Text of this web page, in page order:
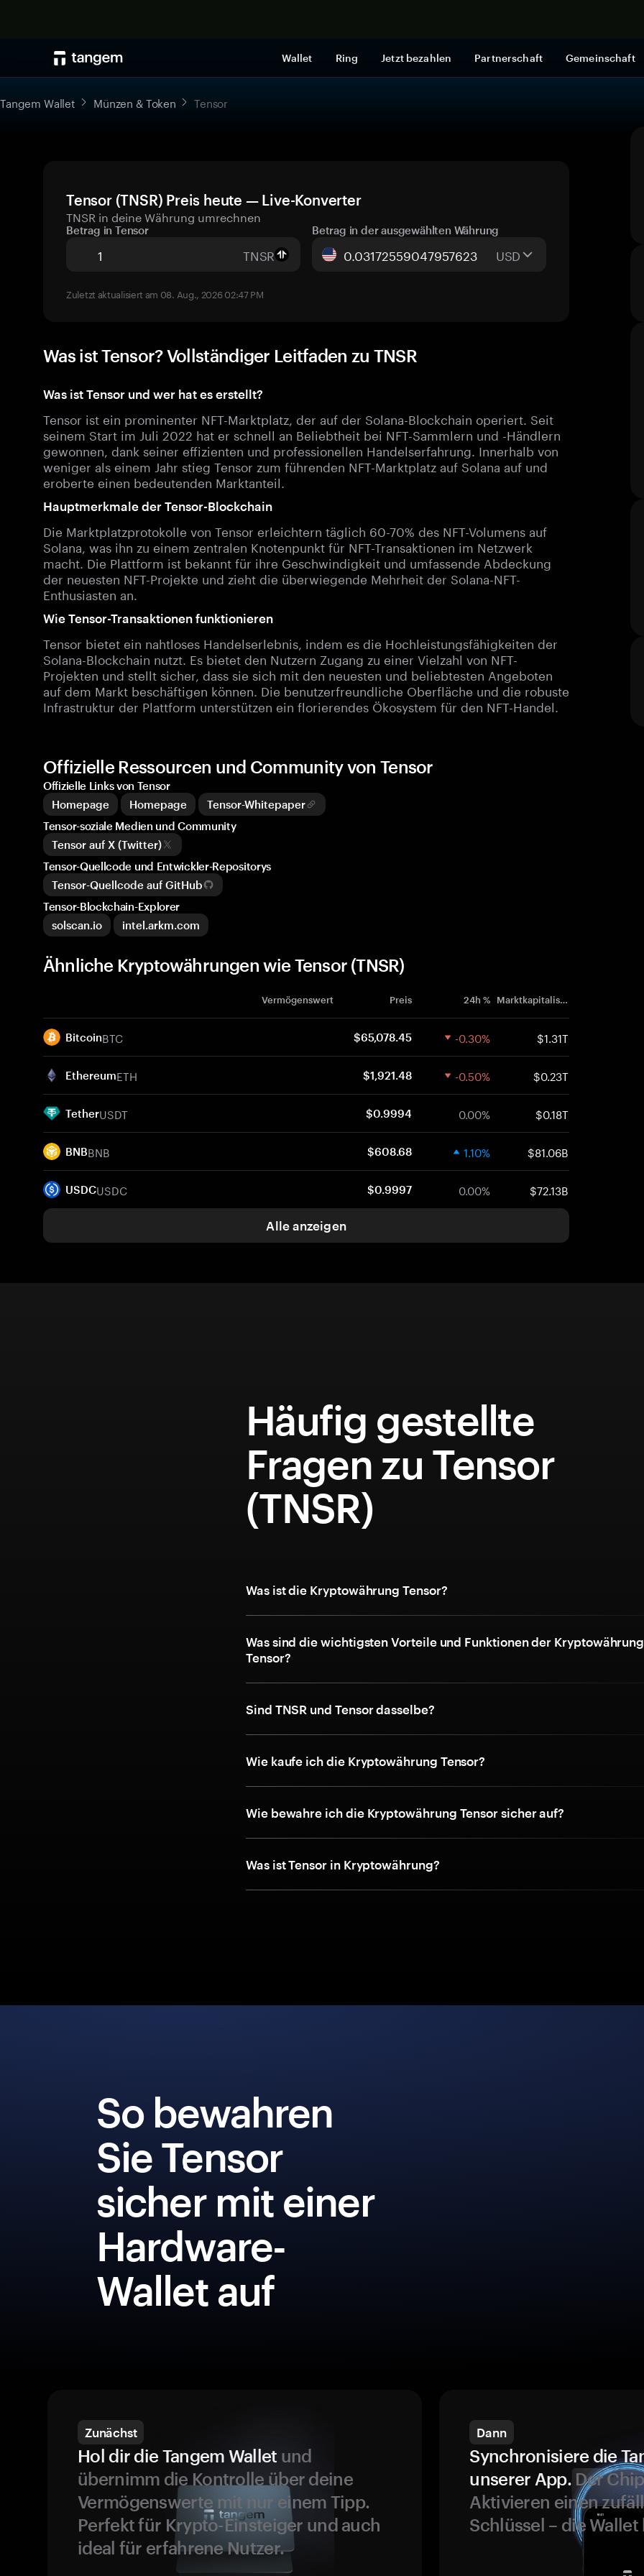
Wallet Ring Jetzt bezahlen Partnerschaft Gemeinschaft
Tangem Wallet Münzen & Token Tensor
Tensor (TNSR) Preis heute — Live-Konverter
TNSR in deine Währung umrechnen
Betrag in Tensor
TNSR
Betrag in der ausgewählten Währung
USD
Zuletzt aktualisiert am 08. Aug., 2026 02:47 PM
Was ist Tensor? Vollständiger Leitfaden zu TNSR
Was ist Tensor und wer hat es erstellt?
Tensor ist ein prominenter NFT-Marktplatz, der auf der Solana-Blockchain operiert. Seit
seinem Start im Juli 2022 hat er schnell an Beliebtheit bei NFT-Sammlern und -Händlern
gewonnen, dank seiner effizienten und professionellen Handelserfahrung. Innerhalb von
weniger als einem Jahr stieg Tensor zum führenden NFT-Marktplatz auf Solana auf und
eroberte einen bedeutenden Marktanteil.
Hauptmerkmale der Tensor-Blockchain
Die Marktplatzprotokolle von Tensor erleichtern täglich 60-70% des NFT-Volumens auf
Solana, was ihn zu einem zentralen Knotenpunkt für NFT-Transaktionen im Netzwerk
macht. Die Plattform ist bekannt für ihre Geschwindigkeit und umfassende Abdeckung
der neuesten NFT-Projekte und zieht die überwiegende Mehrheit der Solana-NFT-
Enthusiasten an.
Wie Tensor-Transaktionen funktionieren
Tensor bietet ein nahtloses Handelserlebnis, indem es die Hochleistungsfähigkeiten der
Solana-Blockchain nutzt. Es bietet den Nutzern Zugang zu einer Vielzahl von NFT-
Projekten und stellt sicher, dass sie sich mit den neuesten und beliebtesten Angeboten
auf dem Markt beschäftigen können. Die benutzerfreundliche Oberfläche und die robuste
Infrastruktur der Plattform unterstützen ein florierendes Ökosystem für den NFT-Handel.
Offizielle Ressourcen und Community von Tensor
Offizielle Links von Tensor
Homepage
Homepage
Tensor-Whitepaper
Tensor-soziale Medien und Community
Tensor auf X (Twitter)
Tensor-Quellcode und Entwickler-Repositorys
Tensor-Quellcode auf GitHub
Tensor-Blockchain-Explorer
solscan.io
intel.arkm.com
Ähnliche Kryptowährungen wie Tensor (TNSR)
Vermögenswert Preis 24h % Marktkapitalisierung
BitcoinBTC $65,078.45 -0.30% $1.31T
EthereumETH $1,921.48 -0.50% $0.23T
TetherUSDT $0.9994 0.00% $0.18T
BNBBNB $608.68 1.10% $81.06B
USDCUSDC $0.9997 0.00% $72.13B
Alle anzeigen
Häufig gestellte
Fragen zu Tensor
(TNSR)
Was ist die Kryptowährung Tensor?
Was sind die wichtigsten Vorteile und Funktionen der Kryptowährung
Tensor?
Sind TNSR und Tensor dasselbe?
Wie kaufe ich die Kryptowährung Tensor?
Wie bewahre ich die Kryptowährung Tensor sicher auf?
Was ist Tensor in Kryptowährung?
So bewahren
Sie Tensor
sicher mit einer
Hardware-
Wallet auf
Zunächst
Hol dir die Tangem Wallet und
übernimm die Kontrolle über deine
Vermögenswerte mit nur einem Tipp.
Perfekt für Krypto-Einsteiger und auch
ideal für erfahrene Nutzer.
Dann
Synchronisiere die
unserer App.Der
Aktivieren einen
Schlüssel – die